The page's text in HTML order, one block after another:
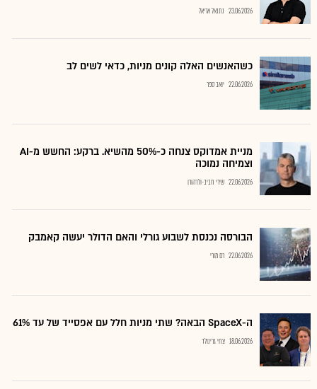
23.06.2026 נתנאל אריאל
כשהאנשים האלה קונים מניות, כדאי לשים לב
22.06.2026 יואב ספר
מניית אמדוקס צנחה כ-50% מהשיא. ברקע: החשש מ-AI
וצמיחה נמוכה
22.06.2026 שירי חביב-ולדהורן
הבורסה נכנסת לשבוע גורלי והאם הדולר יעשה קאמבק
22.06.2026 רם מורי
ה-SpaceX הבאה? שתי מניות חלל עם אפסייד של עד 61%
18.06.2026 צחי גרינולד